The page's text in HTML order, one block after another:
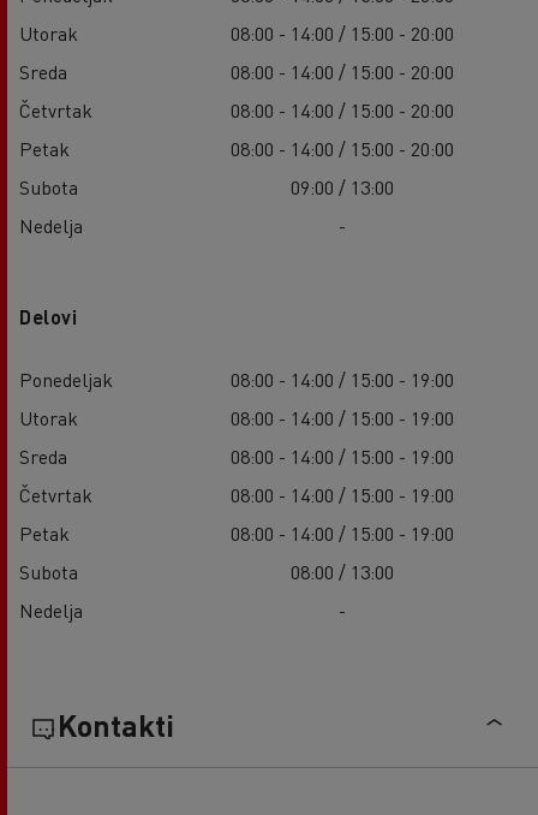
Utorak
08:00 - 14:00 / 15:00 - 20:00
Sreda
08:00 - 14:00 / 15:00 - 20:00
Četvrtak
08:00 - 14:00 / 15:00 - 20:00
Petak
08:00 - 14:00 / 15:00 - 20:00
Subota
09:00 / 13:00
Nedelja
-
Delovi
Ponedeljak
08:00 - 14:00 / 15:00 - 19:00
Utorak
08:00 - 14:00 / 15:00 - 19:00
Sreda
08:00 - 14:00 / 15:00 - 19:00
Četvrtak
08:00 - 14:00 / 15:00 - 19:00
Petak
08:00 - 14:00 / 15:00 - 19:00
Subota
08:00 / 13:00
Nedelja
-
Kontakti